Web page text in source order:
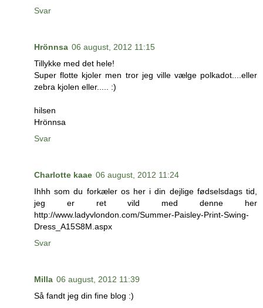
Svar
Hrönnsa 06 august, 2012 11:15
Tillykke med det hele!
Super flotte kjoler men tror jeg ville vælge polkadot....eller
zebra kjolen eller..... :)
hilsen
Hrönnsa
Svar
Charlotte kaae 06 august, 2012 11:24
Ihhh som du forkæler os her i din dejlige fødselsdags tid,
jeg er ret vild med denne her
http://www.ladyvlondon.com/Summer-Paisley-Print-Swing-
Dress_A15S8M.aspx
Svar
Milla 06 august, 2012 11:39
Så fandt jeg din fine blog :)